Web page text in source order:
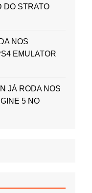
DO STRATO
NOS
EMULATOR
JÁ RODA NOS
5 NO